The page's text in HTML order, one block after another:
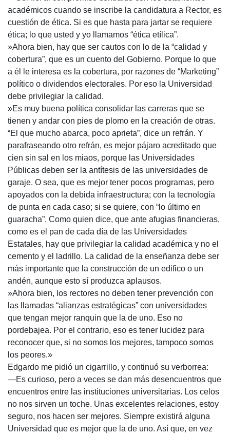
académicos cuando se inscribe la candidatura a Rector, es
cuestión de ética. Si es que hasta para jartar se requiere
ética; lo que usted y yo llamamos “ética etílica”.
»Ahora bien, hay que ser cautos con lo de la “calidad y
cobertura”, que es un cuento del Gobierno. Porque lo que
a él le interesa es la cobertura, por razones de “Marketing”
político o dividendos electorales. Por eso la Universidad
debe privilegiar la calidad.
»Es muy buena política consolidar las carreras que se
tienen y andar con pies de plomo en la creación de otras.
“El que mucho abarca, poco aprieta”, dice un refrán. Y
parafraseando otro refrán, es mejor pájaro acreditado que
cien sin sal en los miaos, porque las Universidades
Públicas deben ser la antítesis de las universidades de
garaje. O sea, que es mejor tener pocos programas, pero
apoyados con la debida infraestructura; con la tecnología
de punta en cada caso; si se quiere, con “lo último en
guaracha”. Como quien dice, que ante afugias financieras,
como es el pan de cada día de las Universidades
Estatales, hay que privilegiar la calidad académica y no el
cemento y el ladrillo. La calidad de la enseñanza debe ser
más importante que la construcción de un edifico o un
andén, aunque esto sí produzca aplausos.
»Ahora bien, los rectores no deben tener prevención con
las llamadas “alianzas estratégicas” con universidades
que tengan mejor ranquin que la de uno. Eso no
pordebajea. Por el contrario, eso es tener lucidez para
reconocer que, si no somos los mejores, tampoco somos
los peores.»
Edgardo me pidió un cigarrillo, y continuó su verborrea:
—Es curioso, pero a veces se dan más desencuentros que
encuentros entre las instituciones universitarias. Los celos
no nos sirven un toche. Unas excelentes relaciones, estoy
seguro, nos hacen ser mejores. Siempre existirá alguna
Universidad que es mejor que la de uno. Así que, en vez